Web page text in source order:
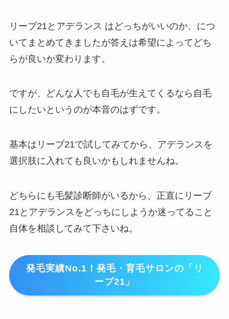
リーブ21とアデランス はどっちがいいのか、につ
いてまとめてきましたが答えは希望によってどち
らが良いか変わります。
ですが、どんな人でも自毛が生えてくるなら自毛
にしたいというのが本音のはずです。
基本はリーブ21で試してみてから、アデランスを
選択肢に入れても良いかもしれませんね。
どちらにも毛髪診断師がいるから、正直にリーブ
21とアデランスをどっちにしようか迷ってること
自体を相談してみて下さいね。
発毛実績No.1！発毛・育毛サロンの「リ
ーブ21」